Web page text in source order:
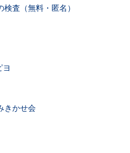
査（無料・匿名）
ヨ
きかせ会